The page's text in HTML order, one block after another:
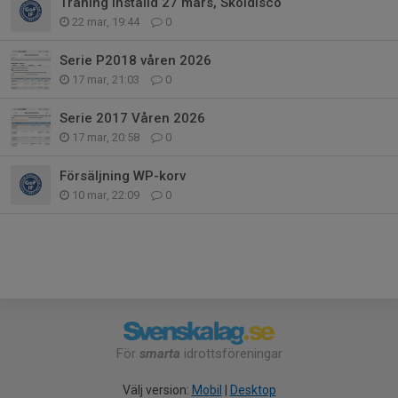
22 mar, 19:44 0
Serie P2018 våren 2026
17 mar, 21:03 0
Serie 2017 Våren 2026
17 mar, 20:58 0
Försäljning WP-korv
10 mar, 22:09 0
För smarta idrottsföreningar
Välj version: Mobil | Desktop